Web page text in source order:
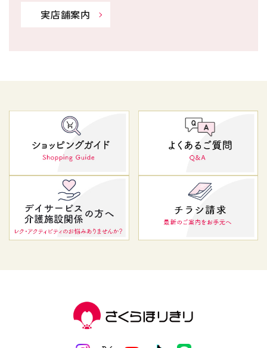
実店舗案内